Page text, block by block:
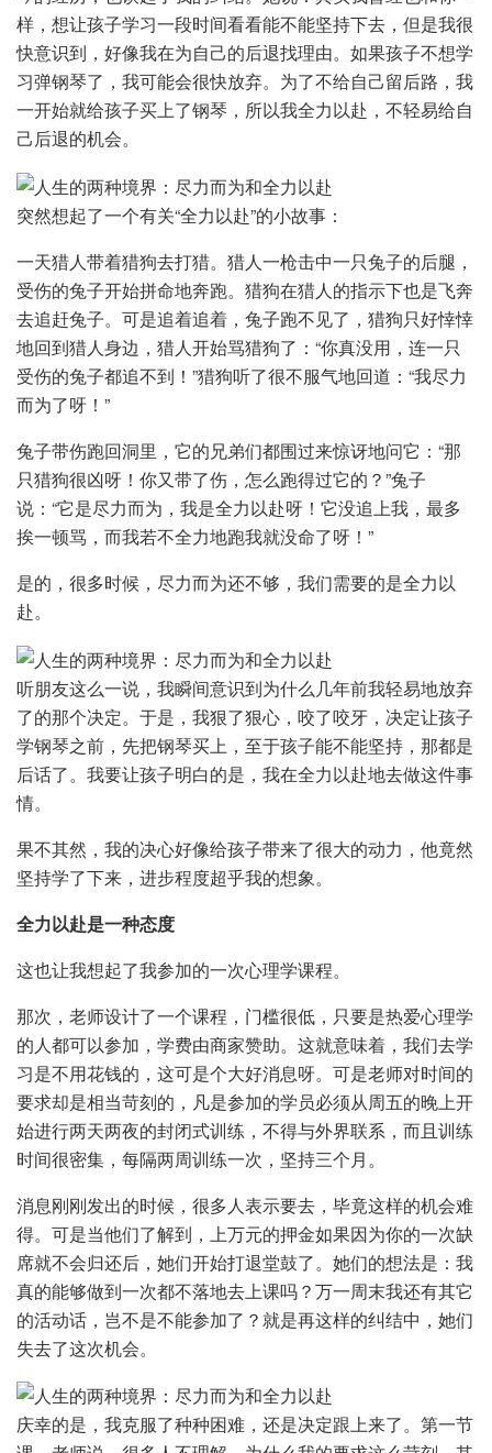
样，想让孩子学习一段时间看看能不能坚持下去，但是我很
快意识到，好像我在为自己的后退找理由。如果孩子不想学
习弹钢琴了，我可能会很快放弃。为了不给自己留后路，我
一开始就给孩子买上了钢琴，所以我全力以赴，不轻易给自
己后退的机会。
突然想起了一个有关“全力以赴”的小故事：
一天猎人带着猎狗去打猎。猎人一枪击中一只兔子的后腿，
受伤的兔子开始拼命地奔跑。猎狗在猎人的指示下也是飞奔
去追赶兔子。可是追着追着，兔子跑不见了，猎狗只好悻悻
地回到猎人身边，猎人开始骂猎狗了：“你真没用，连一只
受伤的兔子都追不到！”猎狗听了很不服气地回道：“我尽力
而为了呀！”
兔子带伤跑回洞里，它的兄弟们都围过来惊讶地问它：“那
只猎狗很凶呀！你又带了伤，怎么跑得过它的？”兔子
说：“它是尽力而为，我是全力以赴呀！它没追上我，最多
挨一顿骂，而我若不全力地跑我就没命了呀！”
是的，很多时候，尽力而为还不够，我们需要的是全力以
赴。
听朋友这么一说，我瞬间意识到为什么几年前我轻易地放弃
了的那个决定。于是，我狠了狠心，咬了咬牙，决定让孩子
学钢琴之前，先把钢琴买上，至于孩子能不能坚持，那都是
后话了。我要让孩子明白的是，我在全力以赴地去做这件事
情。
果不其然，我的决心好像给孩子带来了很大的动力，他竟然
坚持学了下来，进步程度超乎我的想象。
全力以赴是一种态度
这也让我想起了我参加的一次心理学课程。
那次，老师设计了一个课程，门槛很低，只要是热爱心理学
的人都可以参加，学费由商家赞助。这就意味着，我们去学
习是不用花钱的，这可是个大好消息呀。可是老师对时间的
要求却是相当苛刻的，凡是参加的学员必须从周五的晚上开
始进行两天两夜的封闭式训练，不得与外界联系，而且训练
时间很密集，每隔两周训练一次，坚持三个月。
消息刚刚发出的时候，很多人表示要去，毕竟这样的机会难
得。可是当他们了解到，上万元的押金如果因为你的一次缺
席就不会归还后，她们开始打退堂鼓了。她们的想法是：我
真的能够做到一次都不落地去上课吗？万一周末我还有其它
的活动话，岂不是不能参加了？就是再这样的纠结中，她们
失去了这次机会。
庆幸的是，我克服了种种困难，还是决定跟上来了。第一节